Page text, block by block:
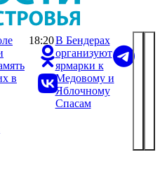
в
18:20В Бендерах
организуют
ярмарки к
Медовому и
Яблочному
Спасам